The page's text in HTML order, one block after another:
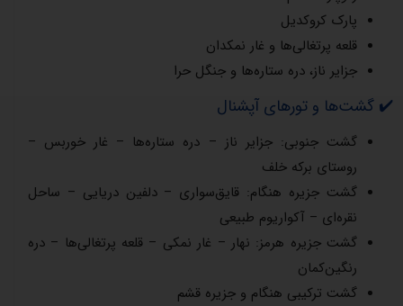
پارک کروکدیل
قلعه پرتغالی‌ها و غار نمکدان
جزایر ناز، دره ستاره‌ها و جنگل حرا
✔️ گشت‌ها و تورهای آپشنال
گشت جنوبی: جزایر ناز – دره ستاره‌ها – غار خوربس –
روستای برکه خلف
گشت جزیره هنگام: قایق‌سواری – دلفین دریایی – ساحل
نقره‌ای – آکواریوم طبیعی
گشت جزیره هرمز: نهار – غار نمکی – قلعه پرتغالی‌ها – دره
رنگین‌کمان
گشت ترکیبی هنگام و جزیره قشم